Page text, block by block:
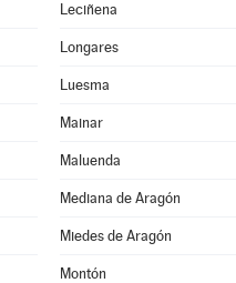
Leciñena
Longares
Luesma
Mainar
Maluenda
Mediana de Aragón
Miedes de Aragón
Montón